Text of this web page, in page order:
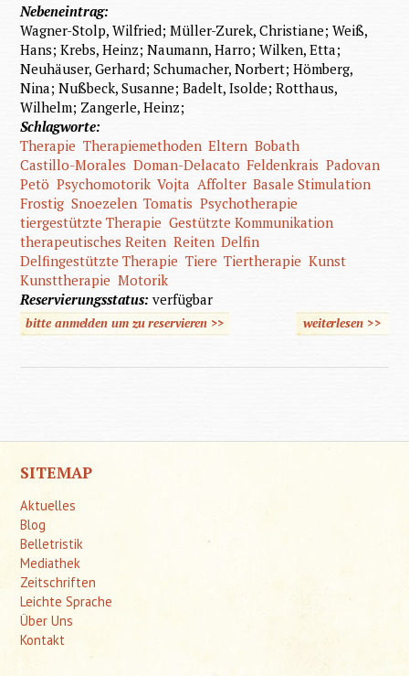
Nebeneintrag:
Wagner-Stolp, Wilfried; Müller-Zurek, Christiane; Weiß,
Hans; Krebs, Heinz; Naumann, Harro; Wilken, Etta;
Neuhäuser, Gerhard; Schumacher, Norbert; Hömberg,
Nina; Nußbeck, Susanne; Badelt, Isolde; Rotthaus,
Wilhelm; Zangerle, Heinz;
Schlagworte:
Therapie Therapiemethoden Eltern Bobath
Castillo-Morales Doman-Delacato Feldenkrais Padovan
Petö Psychomotorik Vojta Affolter Basale Stimulation
Frostig Snoezelen Tomatis Psychotherapie
tiergestützte Therapie Gestützte Kommunikation
therapeutisches Reiten Reiten Delfin
Delfingestützte Therapie Tiere Tiertherapie Kunst
Kunsttherapie Motorik
Reservierungsstatus:verfügbar
bitte anmelden um zu reservieren >> weiterlesen
über
>>
SITEMAP
Aktuelles
Blog
Belletristik
Mediathek
Zeitschriften
Leichte Sprache
Über Uns
Kontakt